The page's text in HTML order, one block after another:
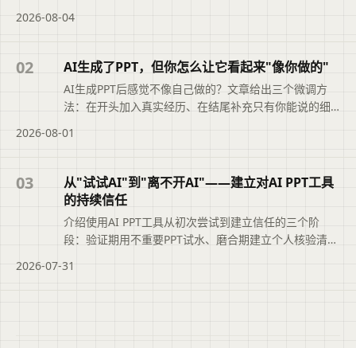
从文档、纪要等材料梳理结构、生成内容并保留编辑空
者快速掌握文章重点并用于实际参考。
2026-08-04
02 AI生成了PPT，但你怎么让它看起来"像你做的"
AI生成PPT后感觉不像自己做的？文章给出三个微调方
法：在开头加入真实经历、在结尾补充只有你能说的细
版的同时融入个人表达习惯，使PPT看起来既有AI的效率
主要内容与适用场景，再进入原文查看完整信息。
2026-08-01
03
从"试试AI"到"离不开AI"——建立对AI PPT工具
的持续信任
介绍使用AI PPT工具从初次尝试到建立信任的三个阶
段：验证期用不重要PPT试水、磨合期建立个人核验清
估AI能力边界，通过真实使用积累判断经验，最终形成
2026-07-31